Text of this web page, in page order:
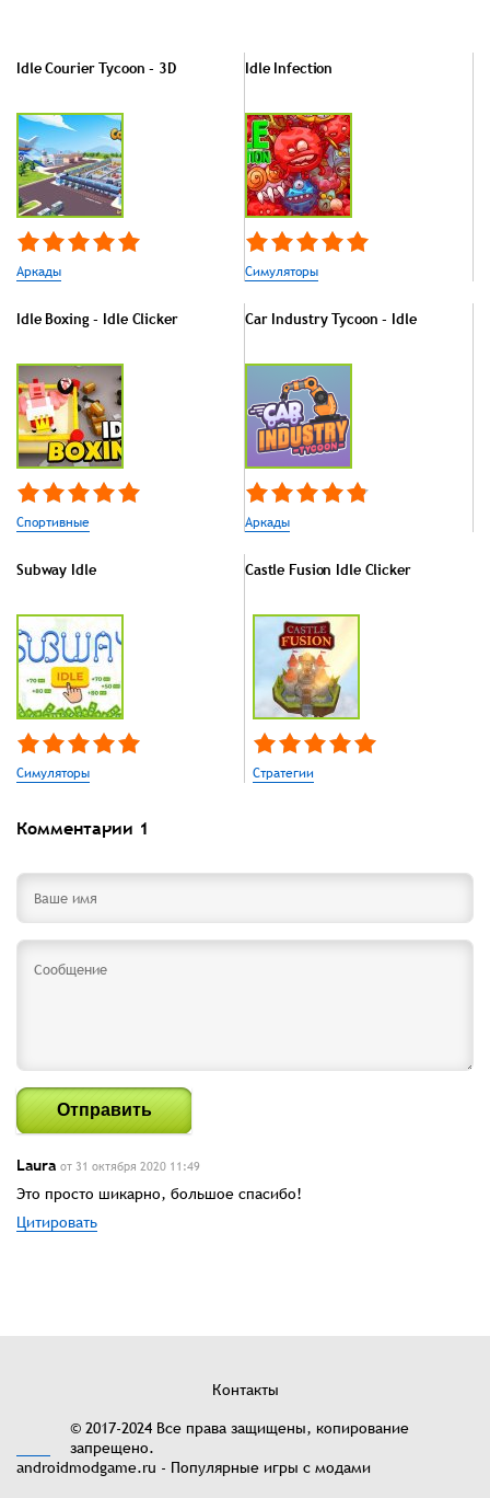
Idle Courier Tycoon - 3D
Аркады
Idle Infection
Симуляторы
Idle Boxing - Idle Clicker
Спортивные
Car Industry Tycoon - Idle
Аркады
Subway Idle
Симуляторы
Castle Fusion Idle Clicker
Стратегии
Комментарии 1
Отправить
Laura от 31 октября 2020 11:49
Это просто шикарно, большое спасибо!
Цитировать
Контакты
© 2017-2024 Все права защищены, копирование
запрещено.
androidmodgame.ru - Популярные игры с модами